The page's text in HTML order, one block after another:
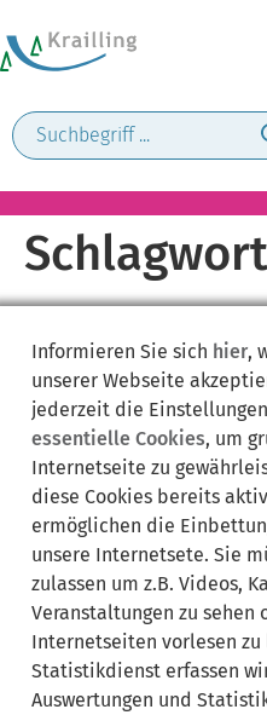
Informieren Sie sich hier,
unserer Webseite
jederzeit die
essentielle Cookies, um
Internetseite zu
diese Cookies bereits
ermöglichen die
unsere Internetsete. Sie
zulassen um z.B. Videos,
Veranstaltungen zu
Internetseiten vorlesen zu
Statistikdienst erfassen
Auswertungen und